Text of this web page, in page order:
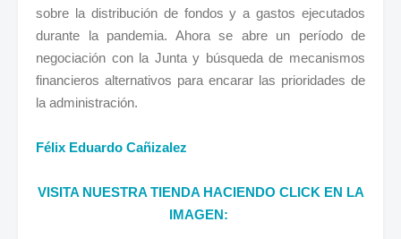
sobre la distribución de fondos y a gastos ejecutados
durante la pandemia. Ahora se abre un período de
negociación con la Junta y búsqueda de mecanismos
financieros alternativos para encarar las prioridades de
la administración.
Félix Eduardo Cañizalez
VISITA NUESTRA TIENDA HACIENDO CLICK EN LA
IMAGEN: